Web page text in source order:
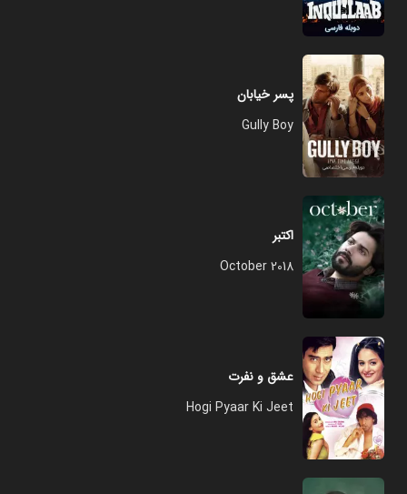
پسر خیابان
Gully Boy
اکتبر
October 2018
عشق و نفرت
Hogi Pyaar Ki Jeet